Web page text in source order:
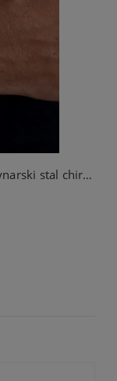
Bransoletka srebrna męska splot marynarski stal chirurgiczna